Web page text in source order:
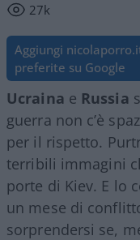
27k
Aggiungi
preferite su Google
Ucraina e Russia
guerra non c’è
per il rispetto.
terribili immagini
porte di Kiev. E lo
un mese di
sorprendersi se,